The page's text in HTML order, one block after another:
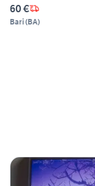
60 €
Bari(BA)